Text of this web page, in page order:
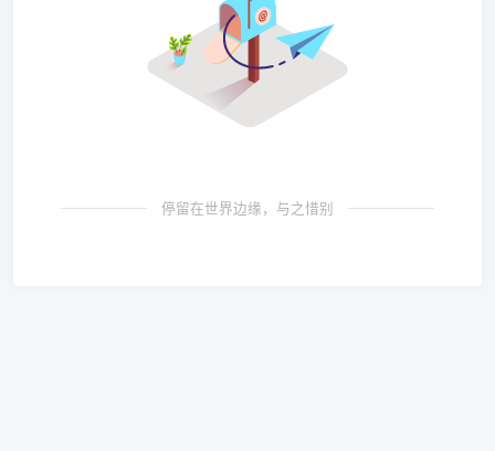
停留在世界边缘，与之惜别